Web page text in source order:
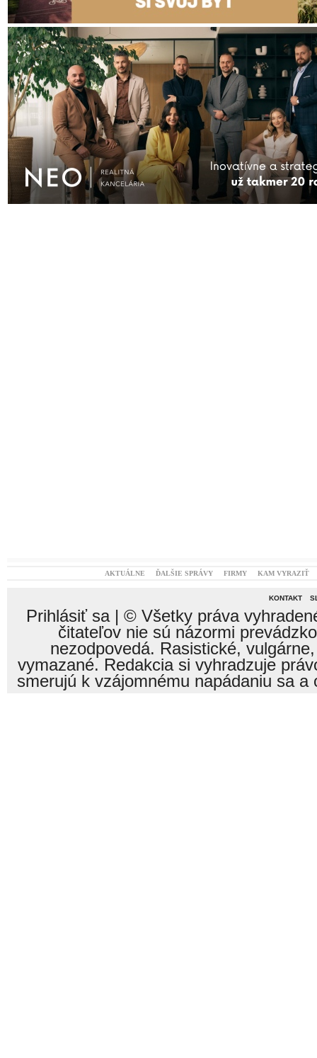
AKTUÁLNE ĎALŠIE SPRÁVY FIRMY KAM VYRAZIŤ
KONTAKT
Prihlásiť sa| © Všetky práva
čitateľov nie sú názormi
nezodpovedá. Rasistické,
vymazané. Redakcia si vyhradzuje
smerujú k vzájomnému napádaniu sa